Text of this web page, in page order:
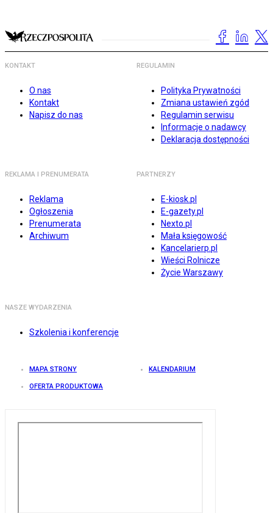
KONTAKT
O nas
Kontakt
Napisz do nas
REGULAMIN
Polityka Prywatności
Zmiana ustawień zgód
Regulamin serwisu
Informacje o nadawcy
Deklaracja dostępności
REKLAMA I PRENUMERATA
Reklama
Ogłoszenia
Prenumerata
Archiwum
PARTNERZY
E-kiosk.pl
E-gazety.pl
Nexto.pl
Mała księgowość
Kancelarierp.pl
Wieści Rolnicze
Życie Warszawy
NASZE WYDARZENIA
Szkolenia i konferencje
MAPA STRONY KALENDARIUM
OFERTA PRODUKTOWA